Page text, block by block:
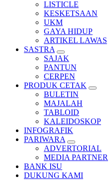
LISTICLE
KESKETSAAN
UKM
GAYA HIDUP
ARTIKEL LAWAS
SASTRA
SAJAK
PANTUN
CERPEN
PRODUK CETAK
BULETIN
MAJALAH
TABLOID
KALEIDOSKOP
INFOGRAFIK
PARIWARA
ADVERTORIAL
MEDIA PARTNER
BANK ISU
DUKUNG KAMI